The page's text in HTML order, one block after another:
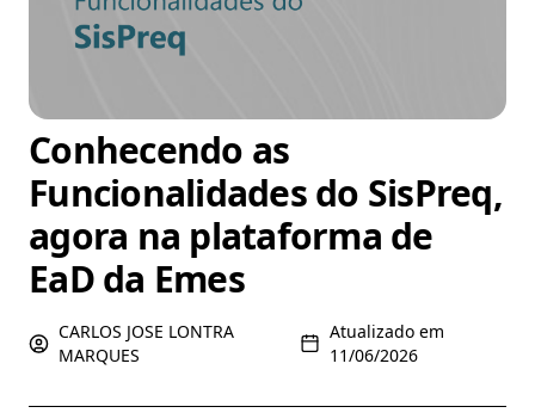
Conhecendo as
Funcionalidades do SisPreq,
agora na plataforma de
EaD da Emes
CARLOS JOSE LONTRA
MARQUES
Atualizado em
11/06/2026